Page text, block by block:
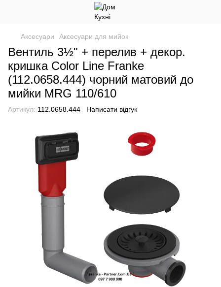
Аксесуари Аксесуари для мийок
Вентиль 3½" + перелив + декор.
кришка Color Line Franke
(112.0658.444) чорний матовий до
мийки MRG 110/610
Артикул: 112.0658.444 Написати відгук